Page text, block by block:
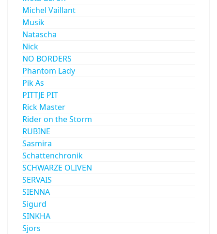
Michel Vaillant
Musik
Natascha
Nick
NO BORDERS
Phantom Lady
Pik As
PITTJE PIT
Rick Master
Rider on the Storm
RUBINE
Sasmira
Schattenchronik
SCHWARZE OLIVEN
SERVAIS
SIENNA
Sigurd
SINKHA
Sjors